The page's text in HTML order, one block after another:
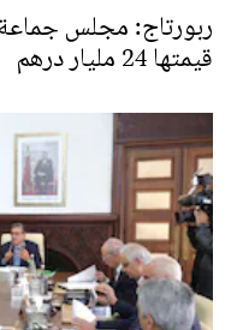
ربورتاج: مجلس
قيمتها 24 مليار درهم